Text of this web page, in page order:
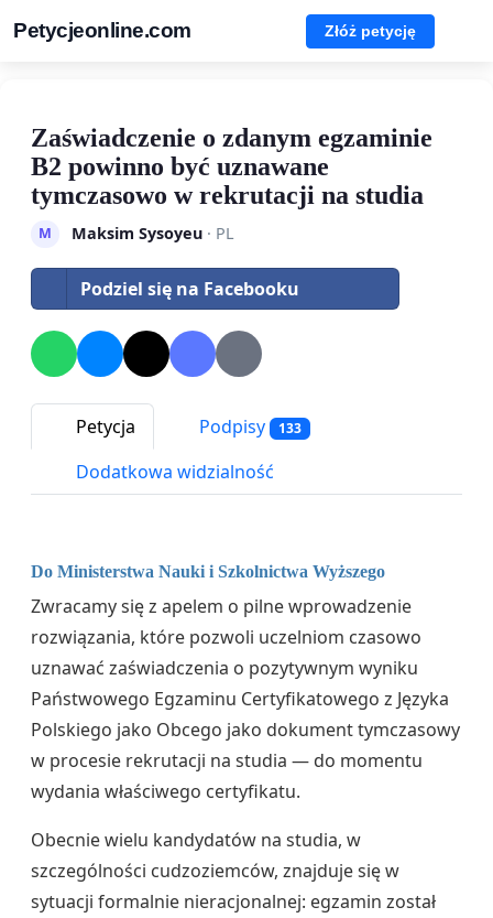
Petycjeonline.com Złóż petycję
Zaświadczenie o zdanym egzaminie
B2 powinno być uznawane
tymczasowo w rekrutacji na studia
M Maksim Sysoyeu· PL
Podziel się na Facebooku
Petycja Podpisy 133
Dodatkowa widzialność
Do Ministerstwa Nauki i Szkolnictwa Wyższego
Zwracamy się z apelem o pilne wprowadzenie
rozwiązania, które pozwoli uczelniom czasowo
uznawać zaświadczenia o pozytywnym wyniku
Państwowego Egzaminu Certyfikatowego z Języka
Polskiego jako Obcego jako dokument tymczasowy
w procesie rekrutacji na studia — do momentu
wydania właściwego certyfikatu.
Obecnie wielu kandydatów na studia, w
szczególności cudzoziemców, znajduje się w
sytuacji formalnie nieracjonalnej: egzamin został